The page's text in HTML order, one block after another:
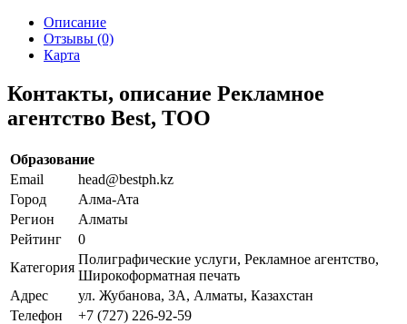
Описание
Отзывы (0)
Карта
Контакты, описание Рекламное
агентство Best, ТОО
Образование
Email
head@bestph.kz
Город
Алма-Ата
Регион
Алматы
Рейтинг
0
Категория
Полиграфические услуги, Рекламное агентство,
Широкоформатная печать
Адрес
ул. Жубанова, 3А, Алматы, Казахстан
Телефон
+7 (727) 226-92-59